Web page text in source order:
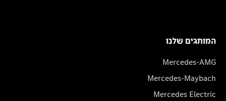
המותגים שלנו
Mercedes-AMG
Mercedes-Maybach
Mercedes Electric